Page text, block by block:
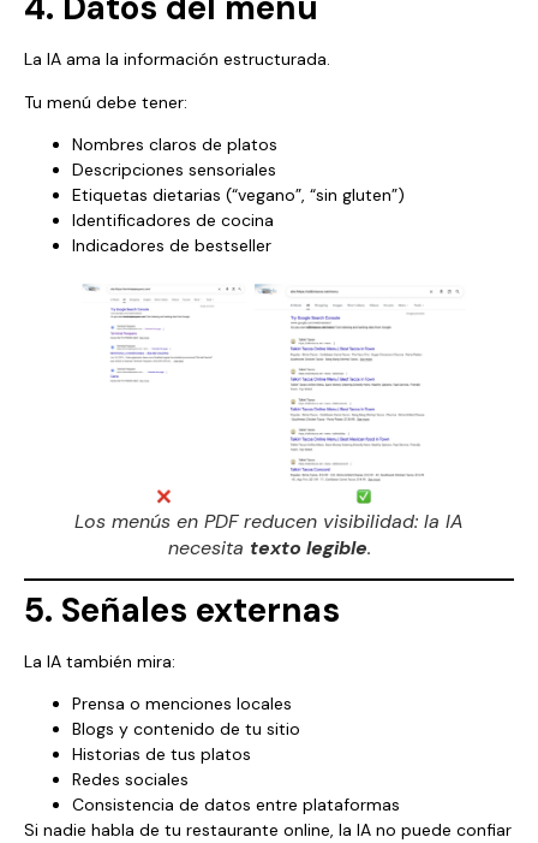
La IA ama la información estructurada.
Tu menú debe tener:
Nombres claros de platos
Descripciones sensoriales
Etiquetas dietarias (“vegano”, “sin gluten”)
Identificadores de cocina
Indicadores de bestseller
Los menús en PDF reducen visibilidad: la IA
necesita texto legible.
5. Señales externas
La IA también mira:
Prensa o menciones locales
Blogs y contenido de tu sitio
Historias de tus platos
Redes sociales
Consistencia de datos entre plataformas
Si nadie habla de tu restaurante online, la IA no puede confiar